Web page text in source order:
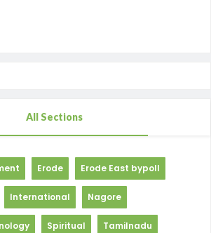
All Sections
Erode Erode East bypoll
International Nagore
Spiritual Tamilnadu